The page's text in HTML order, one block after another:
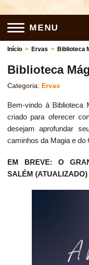
MENU
Início > Ervas > Biblioteca
Biblioteca
Categoria: Ervas
Bem-vindo à Biblioteca
criado para oferecer
desejam aprofundar
caminhos da Magia e do
EM BREVE: O
SALÉM (ATUALIZADO)